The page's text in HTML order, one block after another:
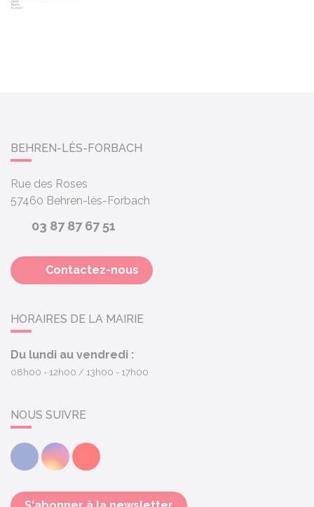
BEHREN-LÈS-FORBACH
Rue des Roses
57460 Behren-lès-Forbach
03 87 87 67 51
Contactez-nous
HORAIRES DE LA MAIRIE
Du lundi au vendredi :
08h00 - 12h00 13h00 - 17h00
NOUS SUIVRE
FacebookInstagramYoutube